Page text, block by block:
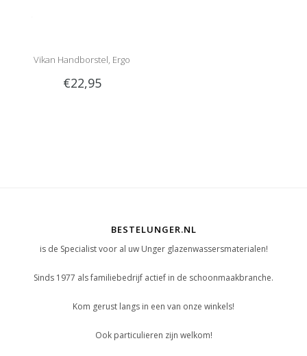
Vikan Handborstel, Ergo
€22,95
BESTELUNGER.NL
is de Specialist voor al uw Unger glazenwassersmaterialen!
Sinds 1977 als familiebedrijf actief in de schoonmaakbranche.
Kom gerust langs in een van onze winkels!
Ook particulieren zijn welkom!